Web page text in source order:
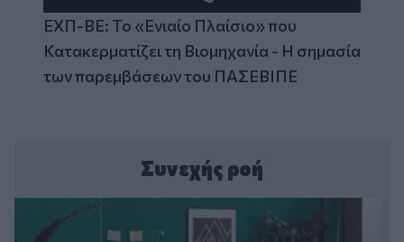
ΕΧΠ-ΒΕ: Το «Ενιαίο Πλαίσιο» που
Κατακερματίζει τη Βιομηχανία - Η σημασία
των παρεμβάσεων του ΠΑΣΕΒΙΠΕ
Συνεχής ροή